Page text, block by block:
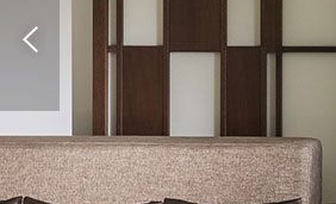
モダンな装飾に癒